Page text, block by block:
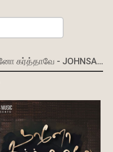
NANO KARTHAVAE | நானோ கர்த்தாவே - JOHNSAM JOYSON